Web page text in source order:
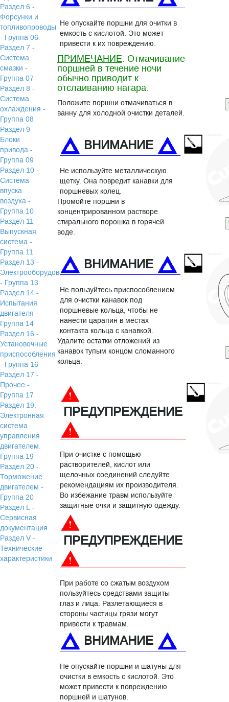
Раздел 6 -
Форсунки и
топливопроводы
- Группа 06
Раздел 7 -
Система
смазки -
Группа 07
Раздел 8 -
Система
охлаждения -
Группа 08
Раздел 9 -
Блоки
привода -
Группа 09
Раздел 10 -
Система
впуска
воздуха -
Группа 10
Раздел 11 -
Выпускная
система -
Группа 11
Раздел 13 -
Электрооборудование
- Группа 13
Раздел 14 -
Испытания
двигателя -
Группа 14
Раздел 16 -
Установочные
приспособления
- Группа 16
Раздел 17 -
Прочее -
Группа 17
Раздел 19.
Электронная
система
управления
двигателем.
Группа 19
Раздел 20 -
Торможение
двигателем -
Группа 20
Раздел L -
Сервисная
документация
Раздел V -
Технические
характеристики
Не опускайте поршни для очитки в
емкость с кислотой. Это может
привести к их повреждению.
ПРИМЕЧАНИЕ: Отмачивание
поршней в течение ночи
обычно приводит к
отслаиванию нагара.
Положите поршни отмачиваться в
ванну для холодной очистки деталей.
ВНИМАНИЕ
Не используйте металлическую
щетку. Она повредит канавки для
поршневых колец.
Промойте поршни в
концентрированном растворе
стирального порошка в горячей
воде.
ВНИМАНИЕ
Не пользуйтесь приспособлением
для очистки канавок под
поршневые кольца, чтобы не
нанести царапин в местах
контакта кольца с канавкой.
Удалите остатки отложений из
канавок тупым концом сломанного
кольца.
ПРЕДУПРЕЖДЕНИЕ
При очистке с помощью
растворителей, кислот или
щелочных соединений следуйте
рекомендациям их производителя.
Во избежание травм используйте
защитные очки и защитную одежду.
ПРЕДУПРЕЖДЕНИЕ
При работе со сжатым воздухом
пользуйтесь средствами защиты
глаз и лица. Разлетающиеся в
стороны частицы грязи могут
привести к травмам.
ВНИМАНИЕ
Не опускайте поршни и шатуны для
очистки в емкость с кислотой. Это
может привести к повреждению
поршней и шатунов.